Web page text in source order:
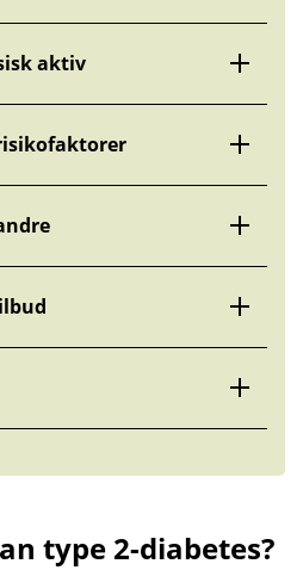
aktiv
type 2-diabetes?